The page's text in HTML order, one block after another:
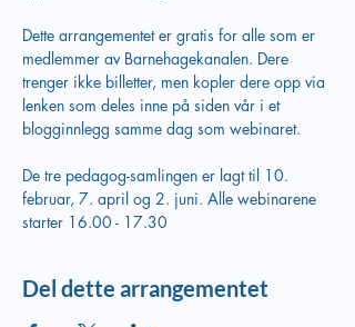
Dette arrangementet er gratis for alle som er
medlemmer av Barnehagekanalen. Dere
trenger ikke billetter, men kopler dere opp via
lenken som deles inne på siden vår i et
blogginnlegg samme dag som webinaret.
De tre pedagog-samlingen er lagt til 10.
februar, 7. april og 2. juni. Alle webinarene
starter 16.00 - 17.30
Del dette arrangementet